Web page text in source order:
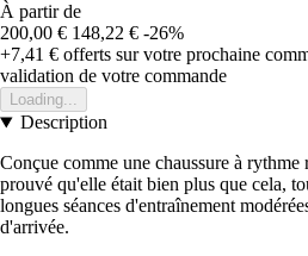
À partir de
200,00 € 148,22 € -26%
+7,41 € offerts sur votre prochaine
validation de votre commande
Loading...
Description
Conçue comme une chaussure à rythme
prouvé qu'elle était bien plus que cela,
longues séances d'entraînement
d'arrivée.